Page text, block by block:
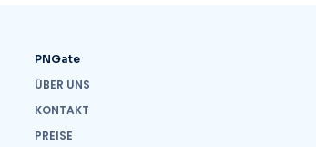
PNGate
ÜBER UNS
KONTAKT
PREISE